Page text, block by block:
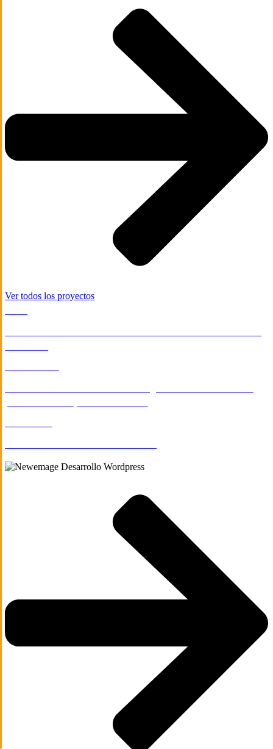
Ver todos los proyectos